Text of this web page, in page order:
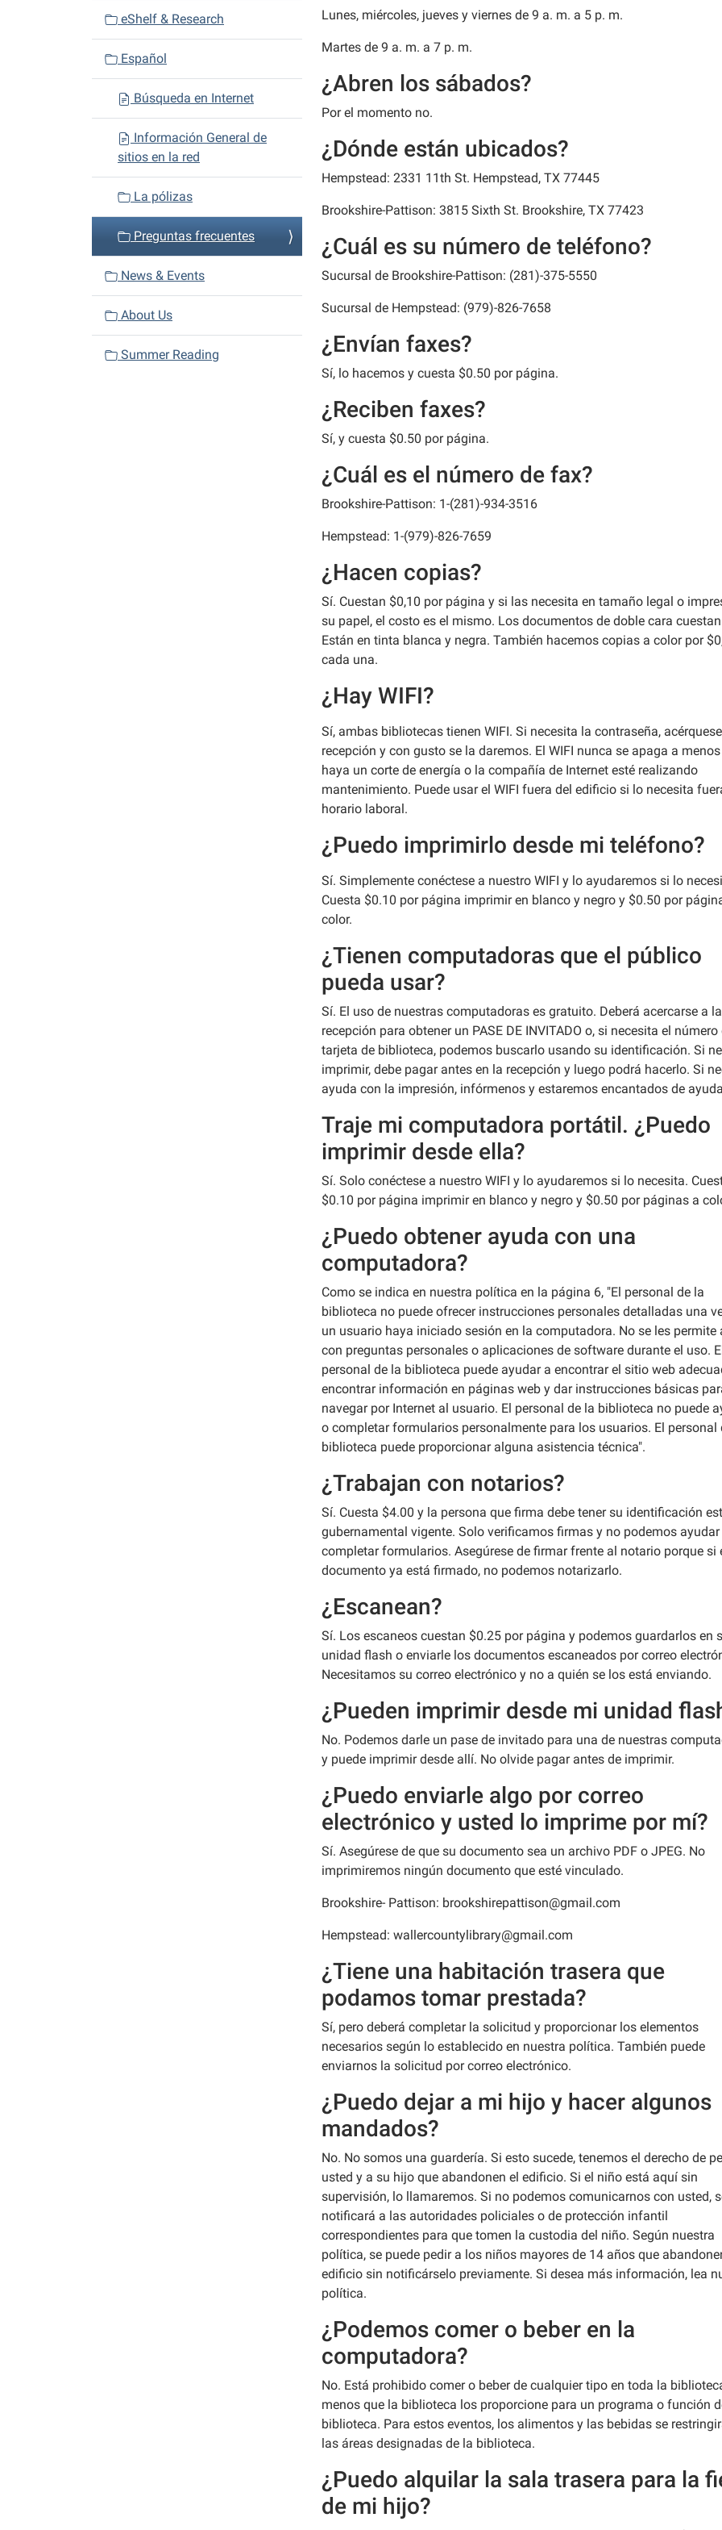
Lunes, miércoles, jueves y viernes de 9 a. m. a 5 p. m.
Martes de 9 a. m. a 7 p. m.
¿Abren los sábados?
Por el momento no.
¿Dónde están ubicados?
Hempstead: 2331 11th St. Hempstead, TX 77445
Brookshire-Pattison: 3815 Sixth St. Brookshire, TX 77423
¿Cuál es su número de teléfono?
Sucursal de Brookshire-Pattison: (281)-375-5550
Sucursal de Hempstead: (979)-826-7658
¿Envían faxes?
Sí, lo hacemos y cuesta $0.50 por página.
¿Reciben faxes?
Sí, y cuesta $0.50 por página.
¿Cuál es el número de fax?
Brookshire-Pattison: 1-(281)-934-3516
Hempstead: 1-(979)-826-7659
¿Hacen copias?
Sí. Cuestan $0,10 por página y si las necesita en tamaño legal o
su papel, el costo es el mismo. Los documentos de doble cara
Están en tinta blanca y negra. También hacemos copias a color por
cada una.
¿Hay WIFI?
Sí, ambas bibliotecas tienen WIFI. Si necesita la contraseña,
recepción y con gusto se la daremos. El WIFI nunca se apaga a
haya un corte de energía o la compañía de Internet esté realizando
mantenimiento. Puede usar el WIFI fuera del edificio si lo necesita
horario laboral.
¿Puedo imprimirlo desde mi teléfono?
Sí. Simplemente conéctese a nuestro WIFI y lo ayudaremos si lo
Cuesta $0.10 por página imprimir en blanco y negro y $0.50 por
color.
¿Tienen computadoras que el público
pueda usar?
Sí. El uso de nuestras computadoras es gratuito. Deberá acercarse a la
recepción para obtener un PASE DE INVITADO o, si necesita el número
tarjeta de biblioteca, podemos buscarlo usando su identificación. Si
imprimir, debe pagar antes en la recepción y luego podrá hacerlo. Si
ayuda con la impresión, infórmenos y estaremos encantados de
Traje mi computadora portátil. ¿Puedo
imprimir desde ella?
Sí. Solo conéctese a nuestro WIFI y lo ayudaremos si lo necesita.
$0.10 por página imprimir en blanco y negro y $0.50 por páginas a
¿Puedo obtener ayuda con una
computadora?
Como se indica en nuestra política en la página 6, "El personal de la
biblioteca no puede ofrecer instrucciones personales detalladas una
un usuario haya iniciado sesión en la computadora. No se les permite
con preguntas personales o aplicaciones de software durante el uso.
personal de la biblioteca puede ayudar a encontrar el sitio web
encontrar información en páginas web y dar instrucciones básicas
navegar por Internet al usuario. El personal de la biblioteca no puede
o completar formularios personalmente para los usuarios. El personal
biblioteca puede proporcionar alguna asistencia técnica".
¿Trabajan con notarios?
Sí. Cuesta $4.00 y la persona que firma debe tener su identificación
gubernamental vigente. Solo verificamos firmas y no podemos ayudar
completar formularios. Asegúrese de firmar frente al notario porque si
documento ya está firmado, no podemos notarizarlo.
¿Escanean?
Sí. Los escaneos cuestan $0.25 por página y podemos guardarlos en
unidad flash o enviarle los documentos escaneados por correo
Necesitamos su correo electrónico y no a quién se los está enviando.
¿Pueden imprimir desde mi unidad
No. Podemos darle un pase de invitado para una de nuestras
y puede imprimir desde allí. No olvide pagar antes de imprimir.
¿Puedo enviarle algo por correo
electrónico y usted lo imprime por mí?
Sí. Asegúrese de que su documento sea un archivo PDF o JPEG. No
imprimiremos ningún documento que esté vinculado.
Brookshire- Pattison: brookshirepattison@gmail.com
Hempstead: wallercountylibrary@gmail.com
¿Tiene una habitación trasera que
podamos tomar prestada?
Sí, pero deberá completar la solicitud y proporcionar los elementos
necesarios según lo establecido en nuestra política. También puede
enviarnos la solicitud por correo electrónico.
¿Puedo dejar a mi hijo y hacer algunos
mandados?
No. No somos una guardería. Si esto sucede, tenemos el derecho de
usted y a su hijo que abandonen el edificio. Si el niño está aquí sin
supervisión, lo llamaremos. Si no podemos comunicarnos con usted,
notificará a las autoridades policiales o de protección infantil
correspondientes para que tomen la custodia del niño. Según nuestra
política, se puede pedir a los niños mayores de 14 años que
edificio sin notificárselo previamente. Si desea más información, lea
política.
¿Podemos comer o beber en la
computadora?
No. Está prohibido comer o beber de cualquier tipo en toda la
menos que la biblioteca los proporcione para un programa o función
biblioteca. Para estos eventos, los alimentos y las bebidas se
las áreas designadas de la biblioteca.
¿Puedo alquilar la sala trasera para la
de mi hijo?
g
o
eShelf & Research
Español
Búsqueda en Internet
Información General de
sitios en la red
La pólizas
Preguntas frecuentes
News & Events
About Us
Summer Reading